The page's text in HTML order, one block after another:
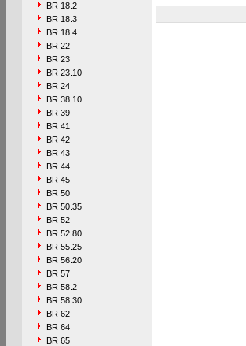
BR 18.2
BR 18.3
BR 18.4
BR 22
BR 23
BR 23.10
BR 24
BR 38.10
BR 39
BR 41
BR 42
BR 43
BR 44
BR 45
BR 50
BR 50.35
BR 52
BR 52.80
BR 55.25
BR 56.20
BR 57
BR 58.2
BR 58.30
BR 62
BR 64
BR 65